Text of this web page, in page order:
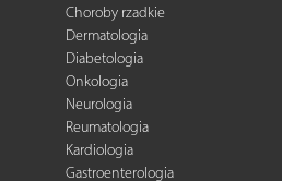
Choroby rzadkie
Dermatologia
Diabetologia
Onkologia
Neurologia
Reumatologia
Kardiologia
Gastroenterologia